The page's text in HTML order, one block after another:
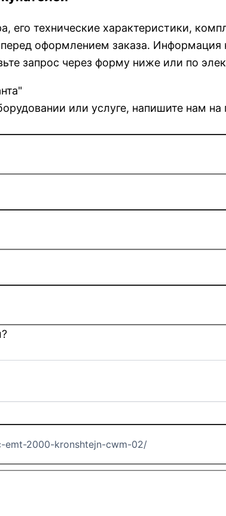
его технические характеристики,
оформлением заказа. Информация
запрос через форму ниже или по
или услуге, напишите нам